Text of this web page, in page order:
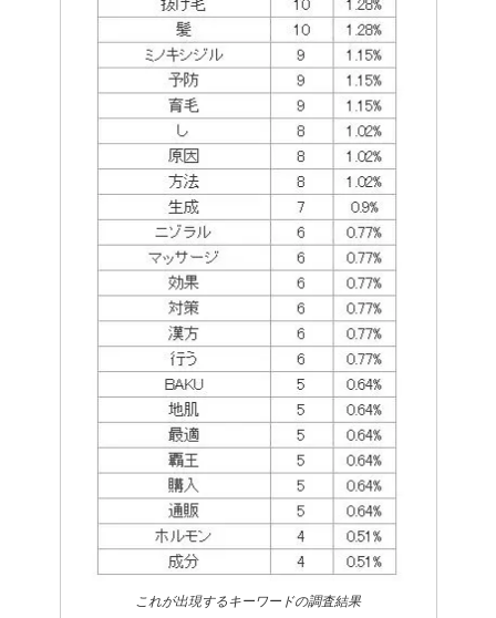
これが出現するキーワードの調査結果